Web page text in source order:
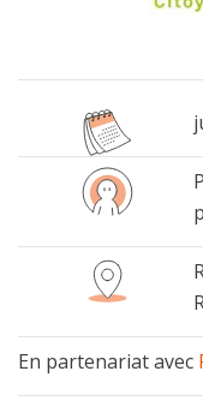
En partenariat avec